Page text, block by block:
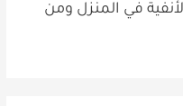
في المنزل ومن